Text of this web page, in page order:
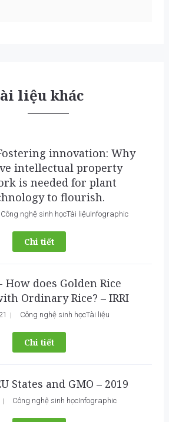
liệu khác
innovation: Why
intellectual property
is needed for plant
to flourish.
Công nghệ sinh họcTài liệuInfographic
Chi tiết
How does Golden Rice
Ordinary Rice? – IRRI
Công nghệ sinh họcTài liệu
Chi tiết
States and GMO – 2019
Công nghệ sinh họcInfographic